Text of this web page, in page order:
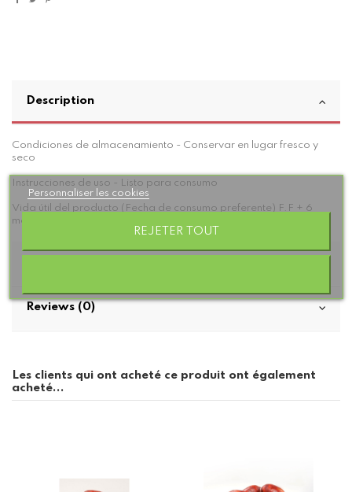
Description
Condiciones de almacenamiento - Conservar en lugar fresco y
seco
Instrucciones de uso - Listo para consumo
Vida útil del producto (Fecha de consumo preferente) F.F + 6
meses
Reviews (0)
Les clients qui ont acheté ce produit ont également
acheté...
Personnaliser les cookies
REJETER TOUT